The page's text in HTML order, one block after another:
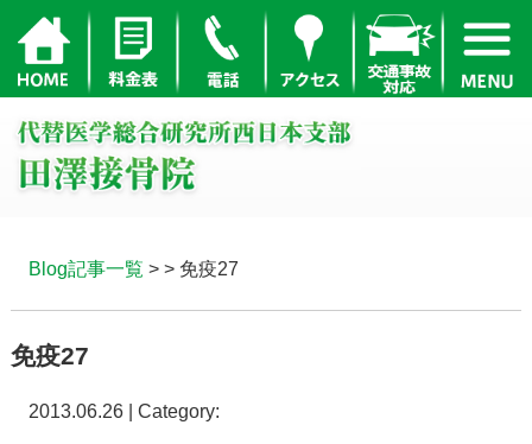
Blog記事一覧 > > 免疫27
免疫27
2013.06.26 | Category: